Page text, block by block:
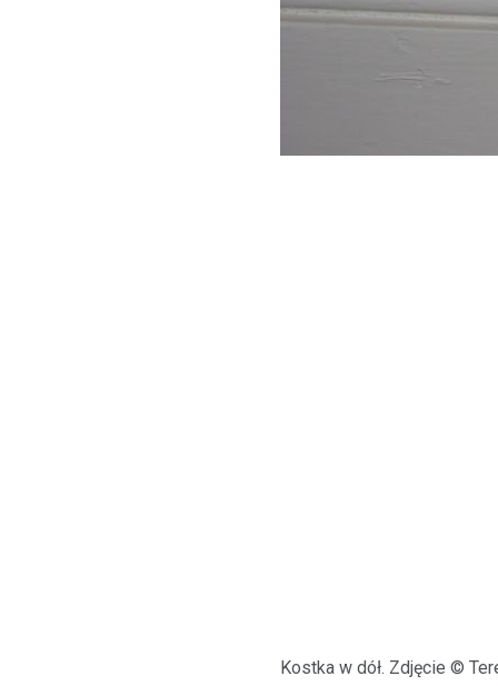
Kostka w dół. Zdjęcie ©